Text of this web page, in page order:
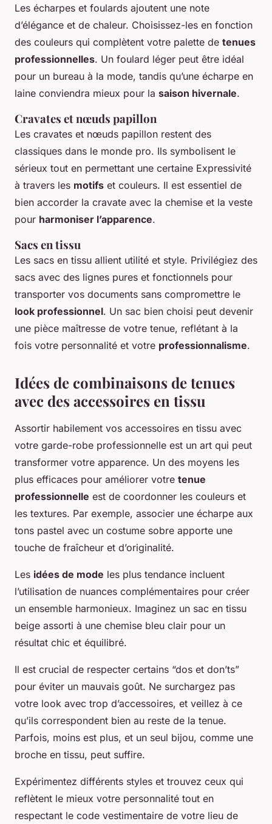
Les écharpes et foulards ajoutent une note
d’élégance et de chaleur. Choisissez-les en fonction
des couleurs qui complètent votre palette de tenues
professionnelles. Un foulard léger peut être idéal
pour un bureau à la mode, tandis qu’une écharpe en
laine conviendra mieux pour la saison hivernale.
Cravates et nœuds papillon
Les cravates et nœuds papillon restent des
classiques dans le monde pro. Ils symbolisent le
sérieux tout en permettant une certaine Expressivité
à travers les motifs et couleurs. Il est essentiel de
bien accorder la cravate avec la chemise et la veste
pour harmoniser l’apparence.
Sacs en tissu
Les sacs en tissu allient utilité et style. Privilégiez des
sacs avec des lignes pures et fonctionnels pour
transporter vos documents sans compromettre le
look professionnel. Un sac bien choisi peut devenir
une pièce maîtresse de votre tenue, reflétant à la
fois votre personnalité et votre professionnalisme.
Idées de combinaisons de tenues
avec des accessoires en tissu
Assortir habilement vos accessoires en tissu avec
votre garde-robe professionnelle est un art qui peut
transformer votre apparence. Un des moyens les
plus efficaces pour améliorer votre tenue
professionnelle est de coordonner les couleurs et
les textures. Par exemple, associer une écharpe aux
tons pastel avec un costume sobre apporte une
touche de fraîcheur et d’originalité.
Les idées de mode les plus tendance incluent
l’utilisation de nuances complémentaires pour créer
un ensemble harmonieux. Imaginez un sac en tissu
beige assorti à une chemise bleu clair pour un
résultat chic et équilibré.
Il est crucial de respecter certains “dos et don’ts”
pour éviter un mauvais goût. Ne surchargez pas
votre look avec trop d’accessoires, et veillez à ce
qu’ils correspondent bien au reste de la tenue.
Parfois, moins est plus, et un seul bijou, comme une
broche en tissu, peut suffire.
Expérimentez différents styles et trouvez ceux qui
reflètent le mieux votre personnalité tout en
respectant le code vestimentaire de votre lieu de